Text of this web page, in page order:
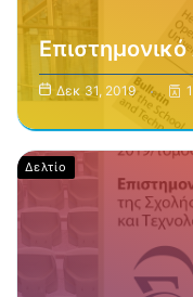
Δεκ 31, 2019
Δελτίο